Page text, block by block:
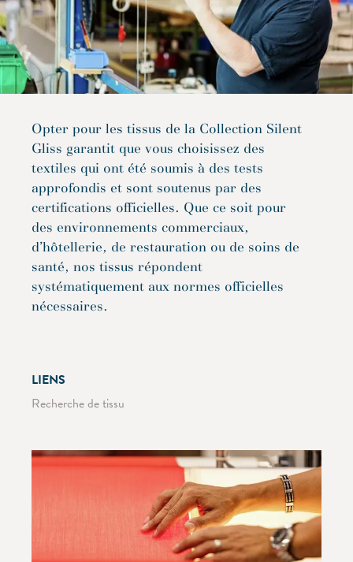
Opter pour les tissus de la Collection Silent
Gliss garantit que vous choisissez des
textiles qui ont été soumis à des tests
approfondis et sont soutenus par des
certifications officielles. Que ce soit pour
des environnements commerciaux,
d’hôtellerie, de restauration ou de soins de
santé, nos tissus répondent
systématiquement aux normes officielles
nécessaires.
LIENS
Recherche de tissu